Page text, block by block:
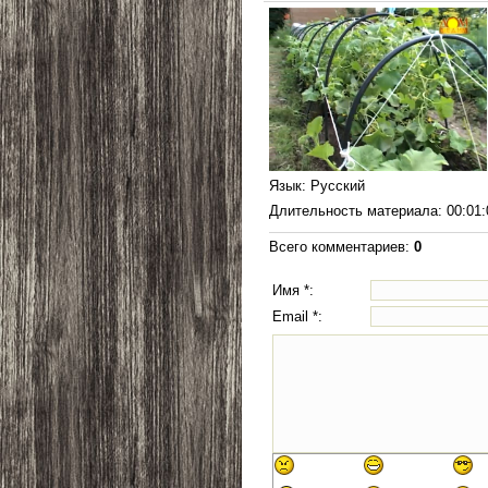
Язык: Русский
Длительность материала:
Всего комментариев: 0
Имя *:
Email *: